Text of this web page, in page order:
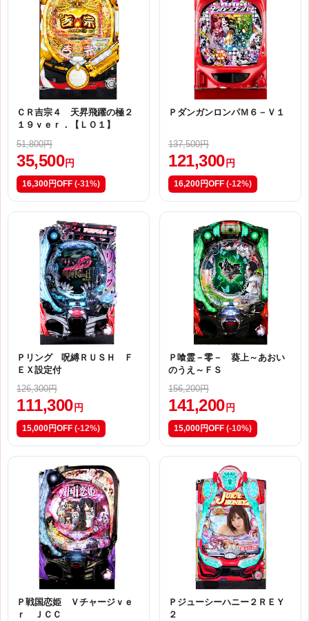
ＣＲ吉宗４ 天昇飛躍の極２
１９ｖｅｒ．【ＬＯ１】
51,800円
35,500 円
16,300円OFF (-31%)
ＰダンガンロンパＭ６－Ｖ１
137,500円
121,300 円
16,200円OFF (-12%)
Ｐリング 呪縛ＲＵＳＨ Ｆ
ＥＸ設定付
126,300円
111,300 円
15,000円OFF (-12%)
Ｐ喰霊－零－ 葵上～あおい
のうえ～ＦＳ
156,200円
141,200 円
15,000円OFF (-10%)
Ｐ戦国恋姫 Ｖチャージｖｅ
ｒ ＪＣＣ
Ｐジューシーハニー２ＲＥＹ
２